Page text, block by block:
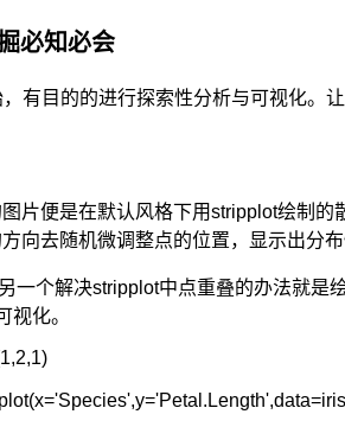
必知必会
有目的的进行探索性分析与可视化。
图片便是在默认风格下用stripplot绘制
向去随机微调整点的位置，显示出分
一个解决stripplot中点重叠的办法就是
视化。